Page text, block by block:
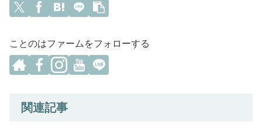
ことのはファームをフォローする
関連記事